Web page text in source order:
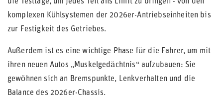
die Testtage, um jedes Teil ans Limit zu bringen - von den
komplexen Kühlsystemen der 2026er-Antriebseinheiten bis
zur Festigkeit des Getriebes.
Außerdem ist es eine wichtige Phase für die Fahrer, um mit
ihren neuen Autos „Muskelgedächtnis“ aufzubauen: Sie
gewöhnen sich an Bremspunkte, Lenkverhalten und die
Balance des 2026er-Chassis.